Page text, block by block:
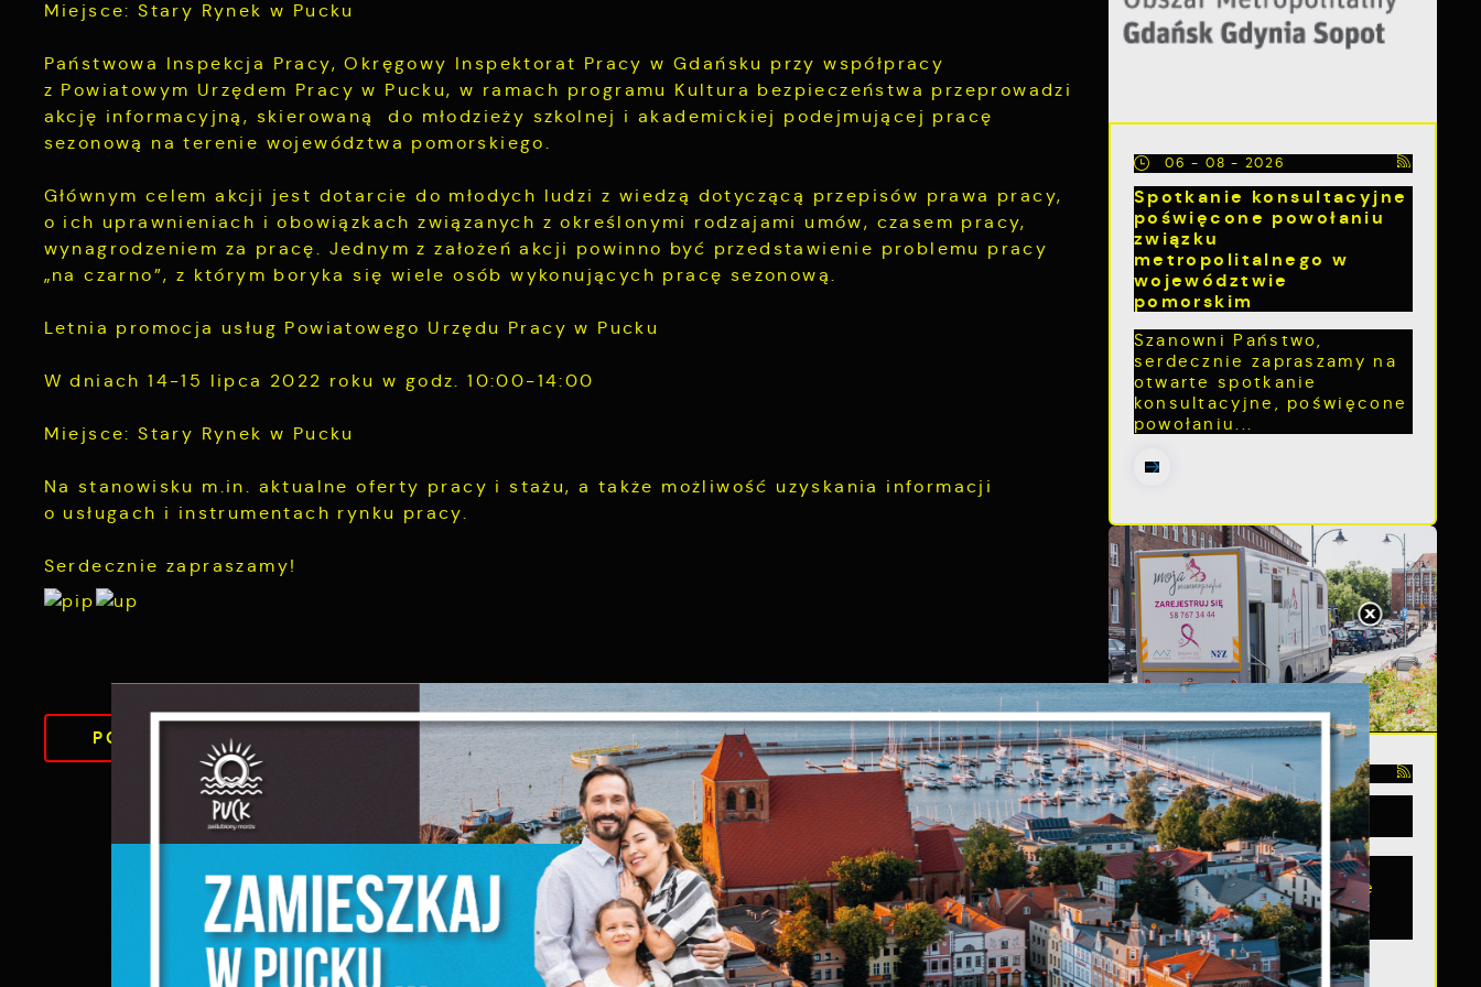
Miejsce: Stary Rynek w Pucku
Państwowa Inspekcja Pracy, Okręgowy Inspektorat Pracy w Gdańsku przy współpracy
z Powiatowym Urzędem Pracy w Pucku, w ramach programu Kultura bezpieczeństwa przeprowadzi
akcję informacyjną, skierowaną do młodzieży szkolnej i akademickiej podejmującej pracę
sezonową na terenie województwa pomorskiego.
Głównym celem akcji jest dotarcie do młodych ludzi z wiedzą dotyczącą przepisów prawa pracy,
o ich uprawnieniach i obowiązkach związanych z określonymi rodzajami umów, czasem pracy,
wynagrodzeniem za pracę. Jednym z założeń akcji powinno być przedstawienie problemu pracy
„na czarno”, z którym boryka się wiele osób wykonujących pracę sezonową.
Letnia promocja usług Powiatowego Urzędu Pracy w Pucku
W dniach 14-15 lipca 2022 roku w godz. 10:00-14:00
Miejsce: Stary Rynek w Pucku
Na stanowisku m.in. aktualne oferty pracy i stażu, a także możliwość uzyskania informacji
o usługach i instrumentach rynku pracy.
Serdecznie zapraszamy!
POWRÓT
DO
KATEGORII
UDOSTĘPNIJ POPRZEDNI NASTĘPNY
06 - 08 - 2026
Spotkanie konsultacyjne
poświęcone powołaniu
związku
metropolitalnego w
województwie
pomorskim
Szanowni Państwo,
serdecznie zapraszamy na
otwarte spotkanie
konsultacyjne, poświęcone
powołaniu...
03 - 08 - 2026
Mammografia Puck
6.08.2026
Letnia mammograficzna
ofensywa – kobieto, nie
czekaj, badaj się! •
06.08.2026 Puck ul...
Szanujemy Twoją prywatność. Możesz zmienić ustawienia cookies
lub zaakceptować je wszystkie. W dowolnym momencie możesz
dokonać zmiany swoich ustawień.
Niezbędne
Niezbędne pliki cookies służą do prawidłowego funkcjonowania
strony internetowej i umożliwiają Ci komfortowe korzystanie z
oferowanych przez nas usług.
Pliki cookies odpowiadają na podejmowane przez Ciebie działania
w celu m.in. dostosowania Twoich ustawień preferencji
prywatności, logowania czy wypełniania formularzy. Dzięki plikom